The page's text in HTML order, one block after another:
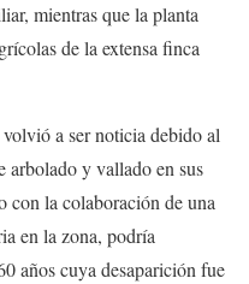
mientras que la planta
de la extensa finca
a ser noticia debido al
arbolado y vallado en sus
con la colaboración de una
en la zona, podría
años cuya desaparición fue